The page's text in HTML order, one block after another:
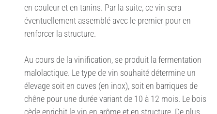
en couleur et en tanins. Par la suite, ce vin sera
éventuellement assemblé avec le premier pour en
renforcer la structure.
Au cours de la vinification, se produit la fermentation
malolactique. Le type de vin souhaité détermine un
élevage soit en cuves (en inox), soit en barriques de
chêne pour une durée variant de 10 à 12 mois. Le bois
cède enrichit le vin en arôme et en structure. De plus,